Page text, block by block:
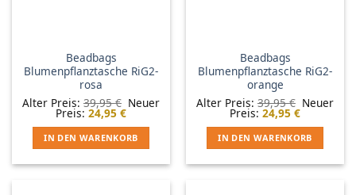
Beadbags
Blumenpflanztasche RiG2-
rosa
Alter Preis: 39,95€ Ursprünglicher
39,95 €
Neuer
Preis: 24,95 €Aktueller
ist:
24,95 €.
IN DEN WARENKORB
Beadbags
Blumenpflanztasche RiG2-
orange
Alter Preis: 39,95€
39,95 €
Neuer
Preis: 24,95 €Aktueller
ist:
24,95 €.
IN DEN WARENKORB